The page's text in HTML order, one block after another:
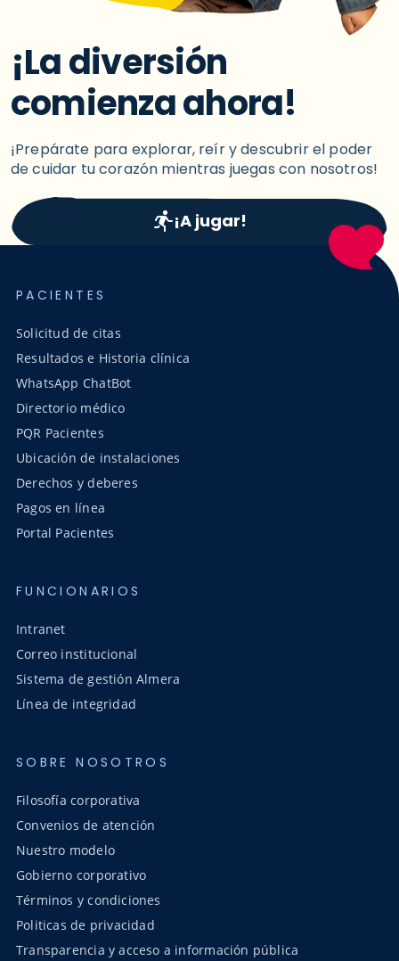
¡La diversión
comienza ahora!
¡Prepárate para explorar, reír y descubrir el poder
de cuidar tu corazón mientras juegas con nosotros!
¡A jugar!
PACIENTES
Solicitud de citas
Resultados e Historia clínica
WhatsApp ChatBot
Directorio médico
PQR Pacientes
Ubicación de instalaciones
Derechos y deberes
Pagos en línea
Portal Pacientes
FUNCIONARIOS
Intranet
Correo institucional
Sistema de gestión Almera
Línea de integridad
SOBRE NOSOTROS
Filosofía corporativa
Convenios de atención
Nuestro modelo
Gobierno corporativo
Términos y condiciones
Politicas de privacidad
Transparencia y acceso a información pública